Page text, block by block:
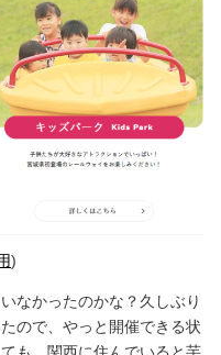
)
なかったのかな？久しぶり
ので、やっと開催できる状
も、関西に住んでいると芋